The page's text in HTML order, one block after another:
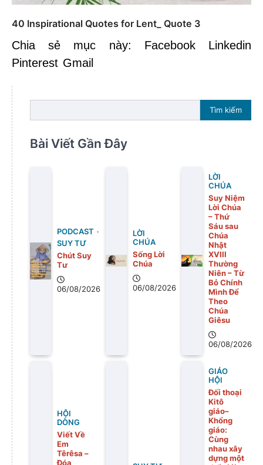
40 Inspirational Quotes for Lent_ Quote 3
Chia sẻ mục này: Facebook Linkedin
Pinterest Gmail
Tìm kiếm
Bài Viết Gần Đây
PODCAST
SUY TƯ
Chút Suy
Tư
06/08/2026
LỜI
CHÚA
Sống Lời
Chúa
06/08/2026
LỜI
CHÚA
Suy Niệm
Lời Chúa
– Thứ
Sáu sau
Chúa
Nhật
XVIII
Thường
Niên – Từ
Bỏ Chính
Mình Để
Theo
Chúa
Giêsu
06/08/2026
HỘI
DÒNG
Viết Về
Em
Têrêsa –
Đóa
GIÁO
HỘI
Đối thoại
Kitô
giáo–
Khổng
giáo:
Cùng
nhau xây
dựng một